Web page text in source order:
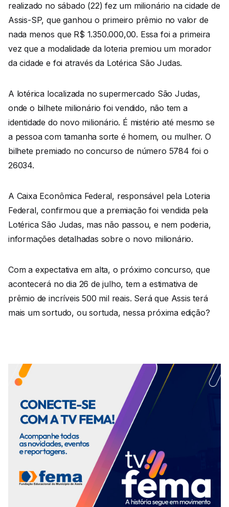
realizado no sábado (22) fez um milionário na cidade de
Assis-SP, que ganhou o primeiro prêmio no valor de
nada menos que R$ 1.350.000,00. Essa foi a primeira
vez que a modalidade da loteria premiou um morador
da cidade e foi através da Lotérica São Judas.
A lotérica localizada no supermercado São Judas,
onde o bilhete milionário foi vendido, não tem a
identidade do novo milionário. É mistério até mesmo se
a pessoa com tamanha sorte é homem, ou mulher. O
bilhete premiado no concurso de número 5784 foi o
26034.
A Caixa Econômica Federal, responsável pela Loteria
Federal, confirmou que a premiação foi vendida pela
Lotérica São Judas, mas não passou, e nem poderia,
informações detalhadas sobre o novo milionário.
Com a expectativa em alta, o próximo concurso, que
acontecerá no dia 26 de julho, tem a estimativa de
prêmio de incríveis 500 mil reais. Será que Assis terá
mais um sortudo, ou sortuda, nessa próxima edição?